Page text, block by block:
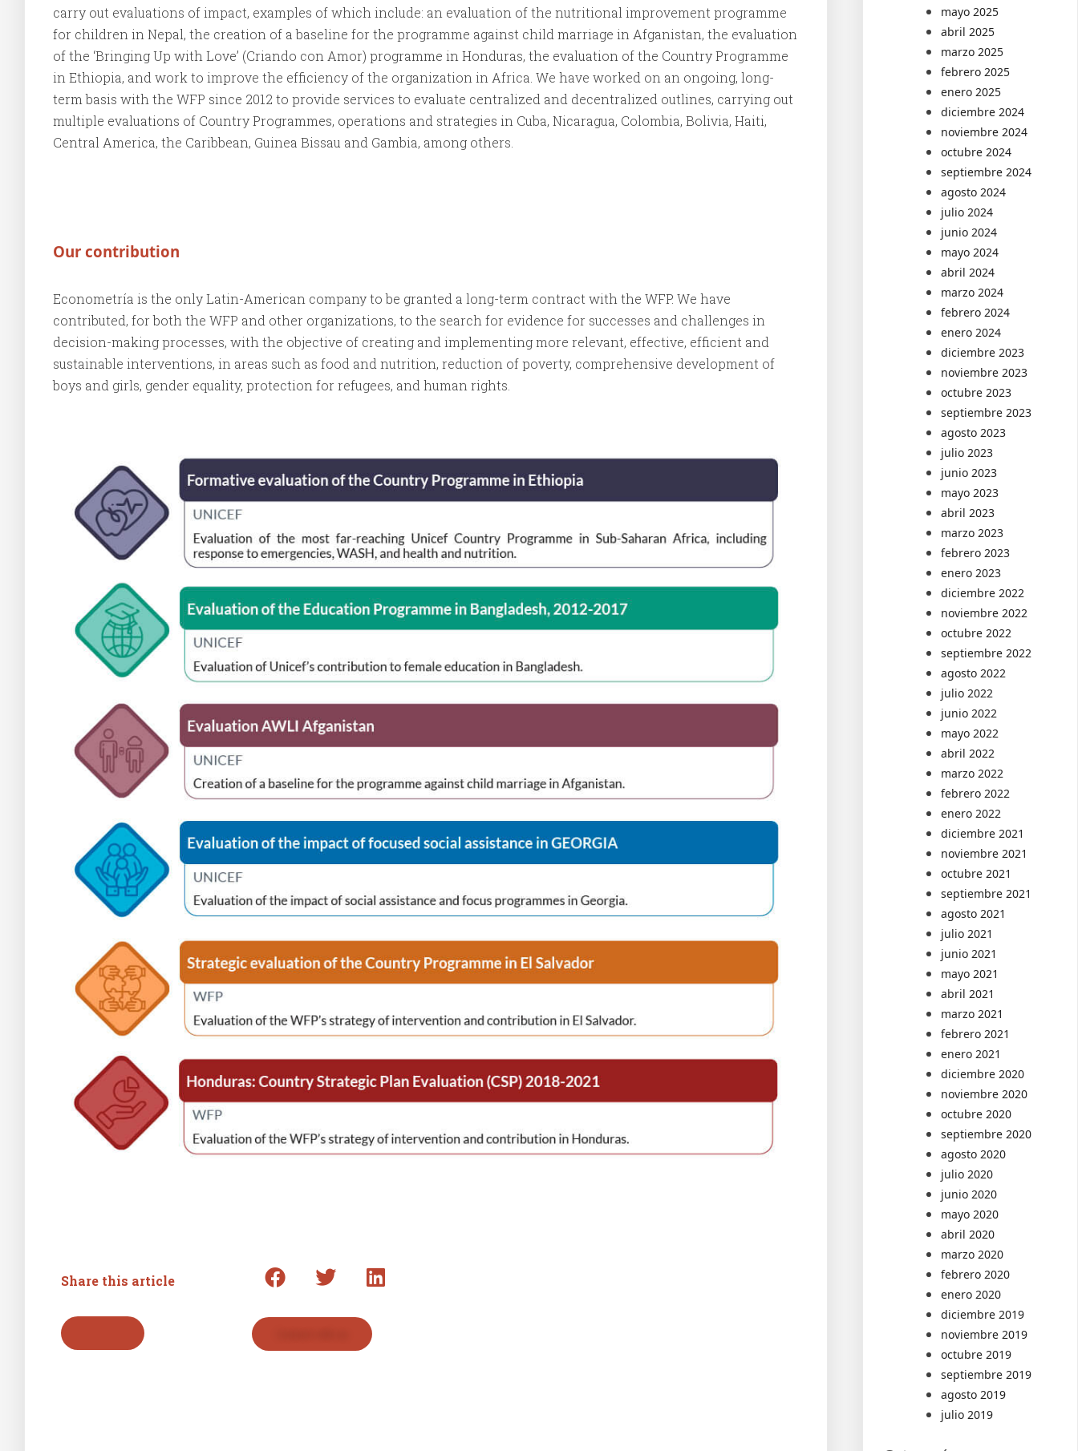
carry out evaluations of impact, examples of which include: an evaluation of the nutritional improvement programme
for children in Nepal, the creation of a baseline for the programme against child marriage in Afganistan, the evaluation
of the ‘Bringing Up with Love’ (Criando con Amor) programme in Honduras, the evaluation of the Country Programme
in Ethiopia, and work to improve the efficiency of the organization in Africa. We have worked on an ongoing, long-
term basis with the WFP since 2012 to provide services to evaluate centralized and decentralized outlines, carrying out
multiple evaluations of Country Programmes, operations and strategies in Cuba, Nicaragua, Colombia, Bolivia, Haiti,
Central America, the Caribbean, Guinea Bissau and Gambia, among others.
Our contribution
Econometría is the only Latin-American company to be granted a long-term contract with the WFP. We have
contributed, for both the WFP and other organizations, to the search for evidence for successes and challenges in
decision-making processes, with the objective of creating and implementing more relevant, effective, efficient and
sustainable interventions, in areas such as food and nutrition, reduction of poverty, comprehensive development of
boys and girls, gender equality, protection for refugees, and human rights.
Share this article
mayo 2025
abril 2025
marzo 2025
febrero 2025
enero 2025
diciembre 2024
noviembre 2024
octubre 2024
septiembre 2024
agosto 2024
julio 2024
junio 2024
mayo 2024
abril 2024
marzo 2024
febrero 2024
enero 2024
diciembre 2023
noviembre 2023
octubre 2023
septiembre 2023
agosto 2023
julio 2023
junio 2023
mayo 2023
abril 2023
marzo 2023
febrero 2023
enero 2023
diciembre 2022
noviembre 2022
octubre 2022
septiembre 2022
agosto 2022
julio 2022
junio 2022
mayo 2022
abril 2022
marzo 2022
febrero 2022
enero 2022
diciembre 2021
noviembre 2021
octubre 2021
septiembre 2021
agosto 2021
julio 2021
junio 2021
mayo 2021
abril 2021
marzo 2021
febrero 2021
enero 2021
diciembre 2020
noviembre 2020
octubre 2020
septiembre 2020
agosto 2020
julio 2020
junio 2020
mayo 2020
abril 2020
marzo 2020
febrero 2020
enero 2020
diciembre 2019
noviembre 2019
octubre 2019
septiembre 2019
agosto 2019
julio 2019